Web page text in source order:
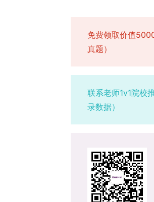
免费领取价值
真题）
联系老师1v1院校
录数据）